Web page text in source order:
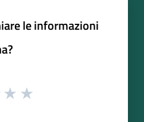
le informazioni